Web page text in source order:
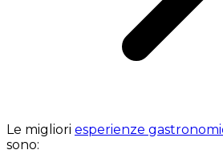
Le migliori esperienze
sono: